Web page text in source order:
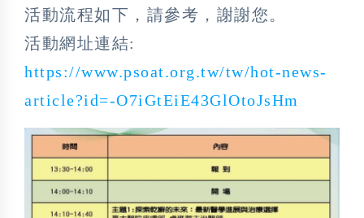
活動流程如下，請參考，謝謝您。
活動網址連結:
https://www.psoat.org.tw/tw/hot-news-
article?id=-O7iGtEiE43GlOtoJsHm